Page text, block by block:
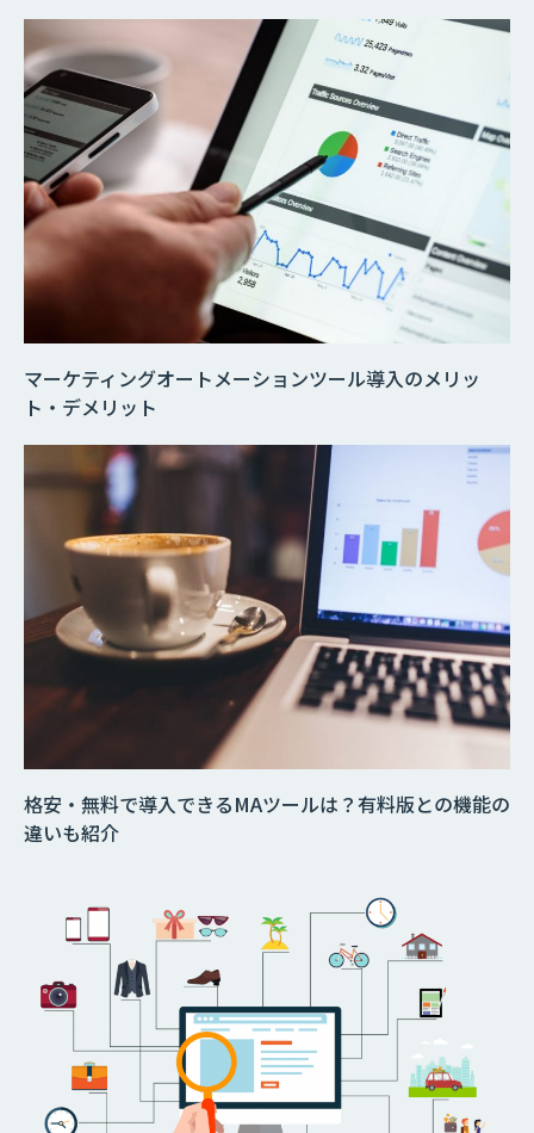
マーケティングオートメーションツール導入のメリッ
ト・デメリット
格安・無料で導入できるMAツールは？有料版との機能の
違いも紹介